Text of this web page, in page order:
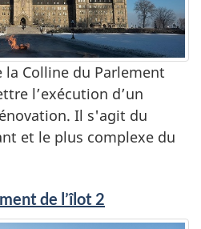
la Colline du Parlement
l’exécution d’un
Il s'agit du
et le plus complexe du
de l’îlot 2